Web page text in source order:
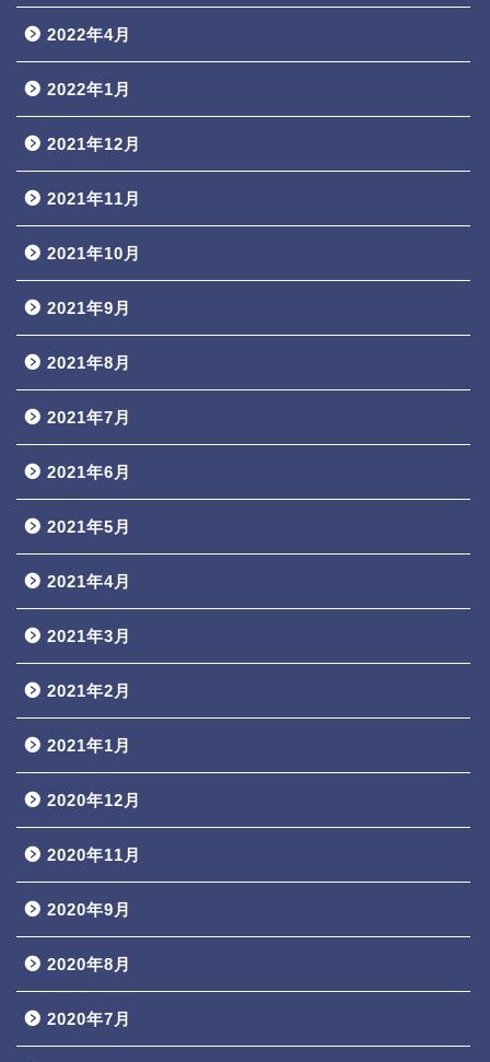
2022年4月
2022年1月
2021年12月
2021年11月
2021年10月
2021年9月
2021年8月
2021年7月
2021年6月
2021年5月
2021年4月
2021年3月
2021年2月
2021年1月
2020年12月
2020年11月
2020年9月
2020年8月
2020年7月